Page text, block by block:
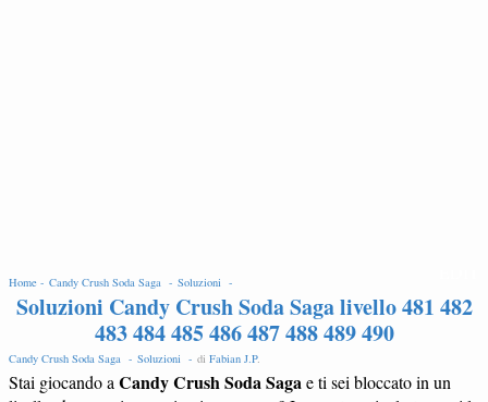
Home - Candy Crush Soda Saga - Soluzioni -
Soluzioni Candy Crush Soda Saga livello 481 482
483 484 485 486 487 488 489 490
Candy Crush Soda Saga - Soluzioni - di Fabian J.P.
Stai giocando a Candy Crush Soda Sagae ti sei bloccato in un